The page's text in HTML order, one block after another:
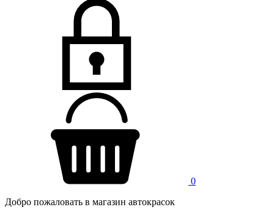
0
Добро пожаловать в магазин автокрасок